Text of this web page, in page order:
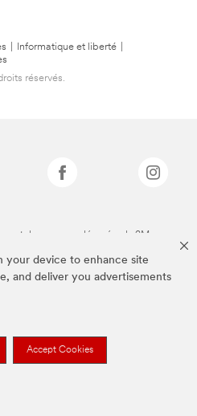
your device to enhance site
and deliver you advertisements
Accept Cookies
Informatique et liberté
réservés.
sont des marques déposées de 3M.